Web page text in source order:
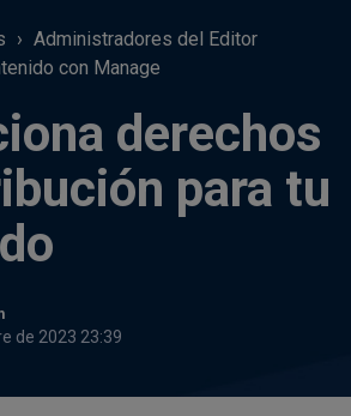
Administradores del Editor
con Manage
derechos
para tu
de 2023 23:39